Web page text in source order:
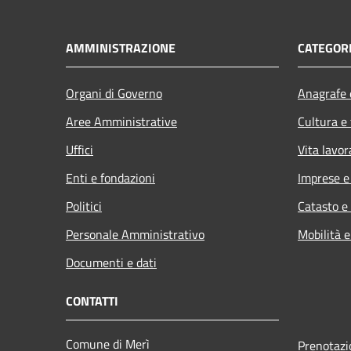
AMMINISTRAZIONE
Organi di Governo
Aree Amministrative
Uffici
Enti e fondazioni
Politici
Personale Amministrativo
Documenti e dati
Cultura
Vita
Imprese
Catasto
Mobilità
CONTATTI
Comune di Merì